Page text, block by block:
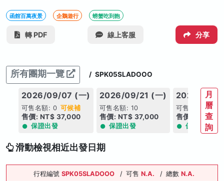
函館百萬夜景 企鵝遊行 螃蟹吃到飽
轉 PDF 線上客服 分享
所有團期一覽 / SPK05SLADOOO
2026/09/07 (一)
可售名額: 0 可候補
售價: NT$ 37,000
保證出發
2026/09/21 (一)
可售名額: 10
售價: NT$ 37,000
保證出發
2026/11/
可售名額: 7
售價: NT$
保證出發
月
曆
查
詢
滑動檢視相近出發日期
行程編號 SPK05SLADOOO / 可售 N.A. / 總數 N.A.